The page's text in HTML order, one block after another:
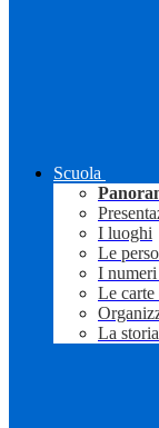
Scuola
I luoghi
Le
I numeri
Le carte
La storia